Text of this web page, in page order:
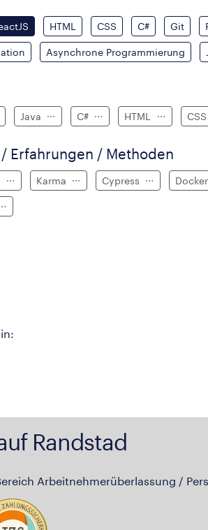
HTML CSS C# Git
Asynchrone Programmierung
Java C# HTML CSS
Erfahrungen / Methoden
Karma Cypress Docker
Randstad
Arbeitnehmerüberlassung /